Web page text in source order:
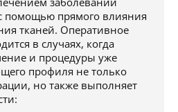
помощью прямого влияния
тканей. Оперативное
в случаях, когда
и процедуры уже
профиля не только
но также выполняет